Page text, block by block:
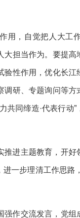
用，自觉把人大工
担当作为。要提
性作用，优化长
研、专题询问等
共同缔造·代表行动
进主题教育，开
一步理清工作思路
作交流发言，党